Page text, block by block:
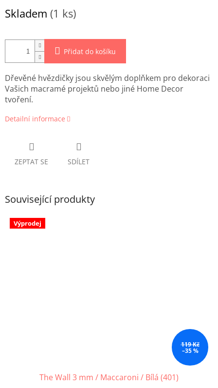
cena:
Skladem (1 ks)
Přidat do košíku
Dřevěné hvězdičky jsou skvělým doplňkem pro dekoraci
Vašich macramé projektů nebo jiné Home Decor
tvoření.
Detailní informace
ZEPTAT SE SDÍLET
Související produkty
Výprodej
119 Kč
–35 %
The Wall 3 mm / Maccaroni / Bílá (401)